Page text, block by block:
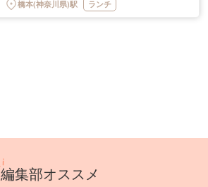
橋本(神奈川県)駅 ランチ
編集部オススメ